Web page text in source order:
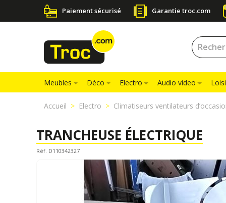
Paiement sécurisé Garantie troc.com
Meubles Déco Electro Audio video
Accueil Electro Climatiseurs ventilateurs
TRANCHEUSE ÉLECTRIQUE
Réf. D110342327